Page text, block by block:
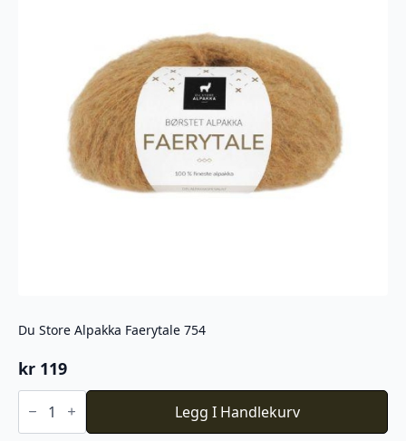
Du Store Alpakka Faerytale 754
kr 119
Du
Store Legg I Handlekurv